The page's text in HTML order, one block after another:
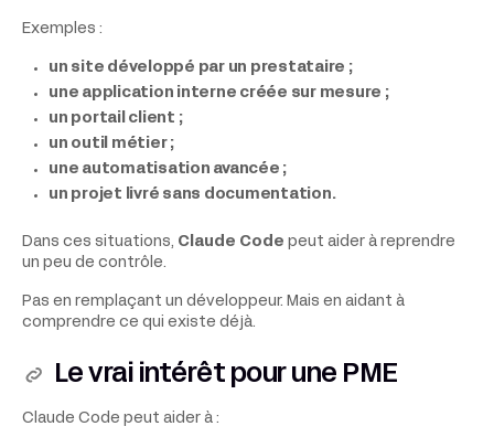
Exemples :
un site développé par un prestataire ;
une application interne créée sur mesure ;
un portail client ;
un outil métier ;
une automatisation avancée ;
un projet livré sans documentation.
Dans ces situations, Claude Code peut aider à reprendre
un peu de contrôle.
Pas en remplaçant un développeur. Mais en aidant à
comprendre ce qui existe déjà.
Le vrai intérêt pour une PME
Claude Code peut aider à :